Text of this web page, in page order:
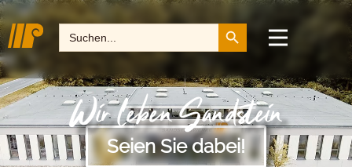
Search
for:
Search Button
Wir leben Sandstein
Seien Sie dabei!